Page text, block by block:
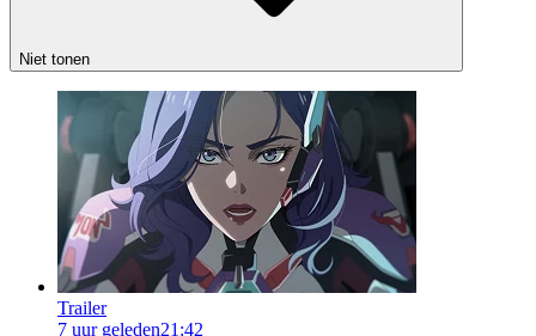
Niet tonen
Trailer
7 uur geleden21:42